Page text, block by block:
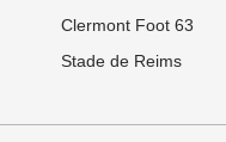
Clermont Foot 63
Stade de Reims